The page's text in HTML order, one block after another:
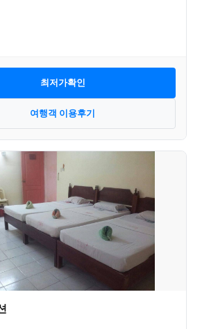
최저가확인
여행객 이용후기